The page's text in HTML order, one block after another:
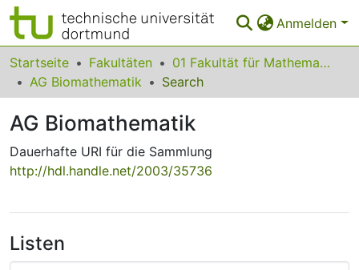
Anmelden
Bereiche & Sammlungen
Das gesamte Repositorium
Statistiken
FAQ
Startseite Fakultäten
01 Fakultät für Mathematik
AG Biomathematik
Search
AG Biomathematik
Dauerhafte URI für die Sammlung
http://hdl.handle.net/2003/35736
Listen